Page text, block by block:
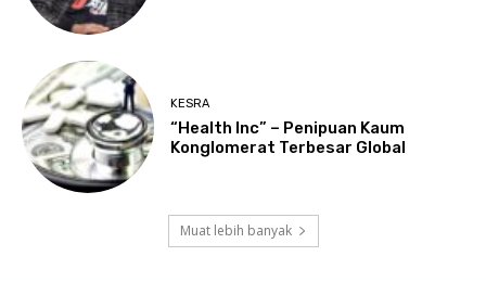
KESRA
“Health Inc” – Penipuan Kaum
Konglomerat Terbesar Global
Muat lebih banyak